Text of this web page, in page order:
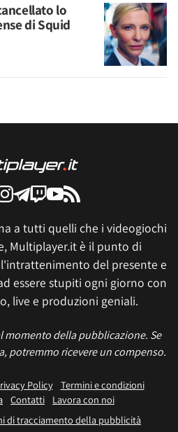
lo
di Squid
a tutti quelli che i videogiochi
Multiplayer.it è il punto di
del presente e
essere stupiti ogni giorno con
live e produzioni geniali.
momento della pubblicazione. Se
potremmo ricevere un compenso.
Policy
Termini e condizioni
Contatti
Lavora con noi
di tracciamento della pubblicità